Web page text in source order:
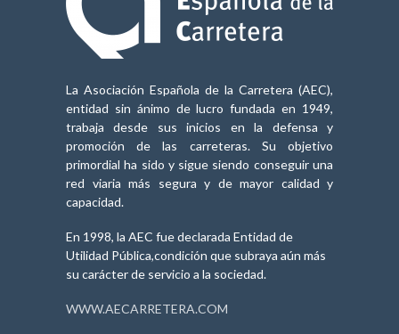
La Asociación Española de la Carretera (AEC),
entidad sin ánimo de lucro fundada en 1949,
trabaja desde sus inicios en la defensa y
promoción de las carreteras. Su objetivo
primordial ha sido y sigue siendo conseguir una
red viaria más segura y de mayor calidad y
capacidad.
En 1998, la AEC fue declarada Entidad de
Utilidad Pública,condición que subraya aún más
su carácter de servicio a la sociedad.
WWW.AECARRETERA.COM